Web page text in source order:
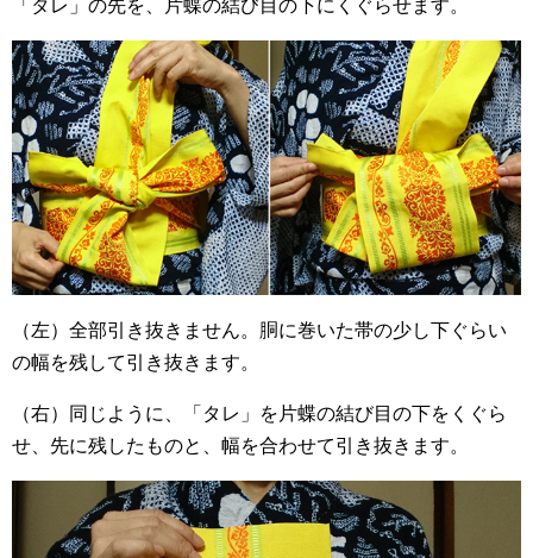
「タレ」の先を、片蝶の結び目の下にくぐらせます。
（左）全部引き抜きません。胴に巻いた帯の少し下ぐらい
の幅を残して引き抜きます。
（右）同じように、「タレ」を片蝶の結び目の下をくぐら
せ、先に残したものと、幅を合わせて引き抜きます。